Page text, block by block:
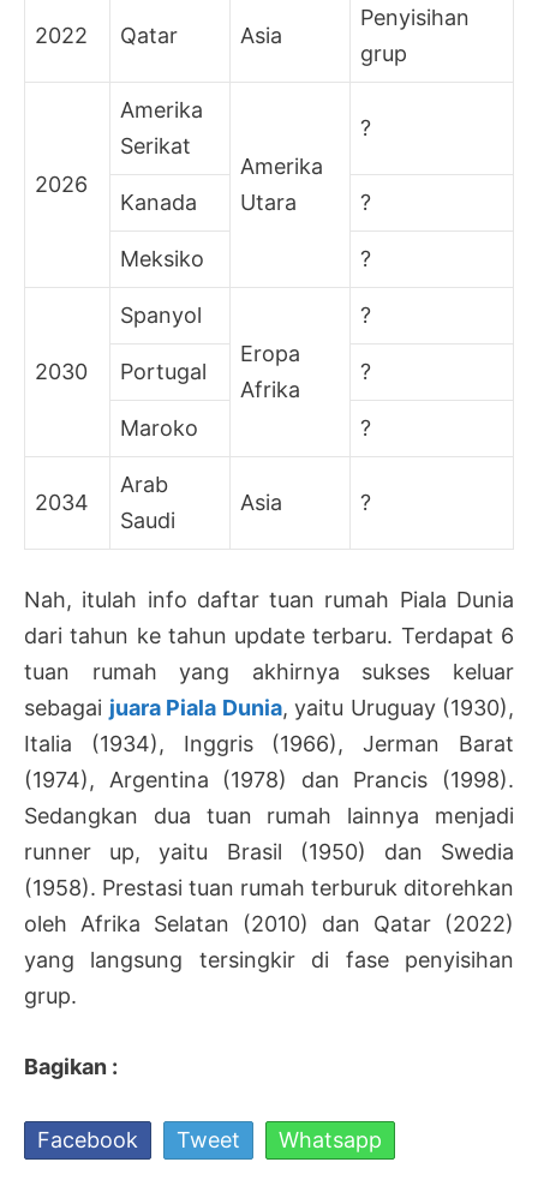
2022 Qatar Asia
Penyisihan
grup
2026
Amerika
Serikat
Amerika
Utara
?
Kanada ?
Meksiko ?
2030
Spanyol
Eropa
Afrika
?
Portugal ?
Maroko ?
2034
Arab
Saudi
Asia ?
Nah, itulah info daftar tuan rumah Piala Dunia
dari tahun ke tahun update terbaru. Terdapat 6
tuan rumah yang akhirnya sukses keluar
sebagai juara Piala Dunia, yaitu Uruguay (1930),
Italia (1934), Inggris (1966), Jerman Barat
(1974), Argentina (1978) dan Prancis (1998).
Sedangkan dua tuan rumah lainnya menjadi
runner up, yaitu Brasil (1950) dan Swedia
(1958). Prestasi tuan rumah terburuk ditorehkan
oleh Afrika Selatan (2010) dan Qatar (2022)
yang langsung tersingkir di fase penyisihan
grup.
Bagikan :
Facebook Tweet Whatsapp